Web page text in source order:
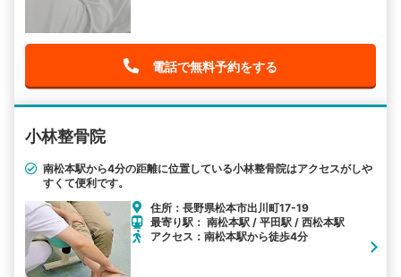
電話で無料予約をする
小林整骨院
南松本駅から4分の距離に位置している小林整骨院はアクセスがしや
すくて便利です。
住所：長野県松本市出川町17-19
最寄り駅： 南松本駅 / 平田駅 / 西松本駅
アクセス：南松本駅から徒歩4分